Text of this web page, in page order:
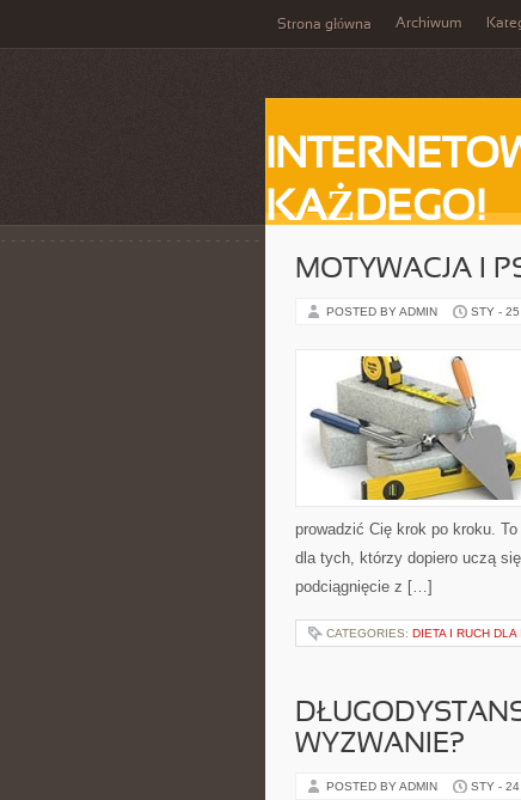
Strona główna Archiwum
KAŻDEGO!
MOTYWACJA I
POSTED BY ADMIN STY -
prowadzić Cię krok po kroku.
dla tych, którzy dopiero uczą
podciągnięcie z […]
CATEGORIES: DIETA I RUCH
WYZWANIE?
POSTED BY ADMIN STY -